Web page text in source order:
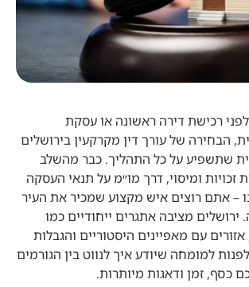
רכישת דירה ראשונה או עסקת
הבחירה של עורך דין מקרקעין בירושלים
שתשפיע על כל התהליך. כבר מהשלב
זכויות ומיסוי, דרך מו״מ על תנאי העסקה
– אתם רוצים איש מקצוע שמכיר את העיר
ירושלים מציבה אתגרים ייחודיים כמו
עם מאפיינים היסטוריים והגבלות
למומחה שיודע איך לנווט בין הגורמים
כסף, זמן ודאגות מיותרות.